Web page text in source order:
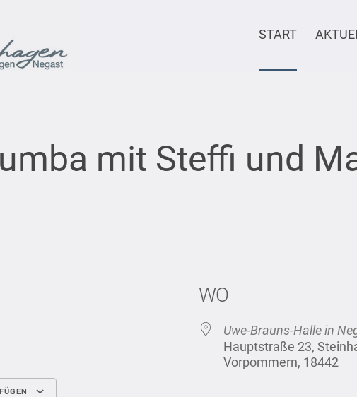
START
mit Steffi und
WO
Uwe-Brauns-Halle in
Hauptstraße 23,
Vorpommern, 18442